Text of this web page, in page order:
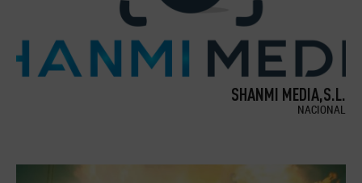
SHANMI MEDIA,S.L.
NACIONAL